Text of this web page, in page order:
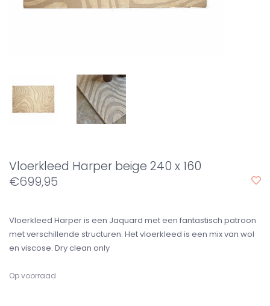
Vloerkleed Harper beige 240 x 160
€699,95
Vloerkleed Harper is een Jaquard met een fantastisch patroon
met verschillende structuren. Het vloerkleed is een mix van wol
en viscose. Dry clean only
Op voorraad